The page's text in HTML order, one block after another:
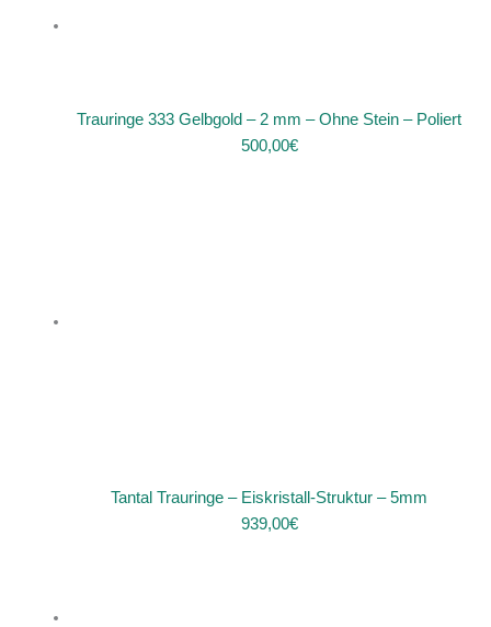
Trauringe 333 Gelbgold – 2 mm – Ohne Stein – Poliert
500,00€
Tantal Trauringe – Eiskristall-Struktur – 5mm
939,00€